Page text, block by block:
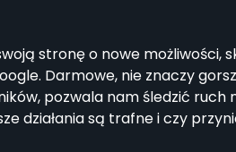
stronę o nowe możliwości,
Darmowe, nie znaczy
pozwala nam śledzić
działania są trafne i czy